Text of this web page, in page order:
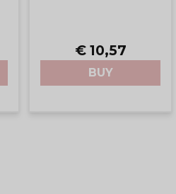
€ 10,57
BUY